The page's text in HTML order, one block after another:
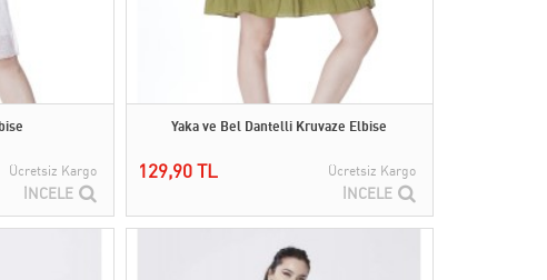
Ücretsiz Kargo
İNCELE
Yaka ve Bel Dantelli Kruvaze Elbise
129,90 TL Ücretsiz Kargo
İNCELE